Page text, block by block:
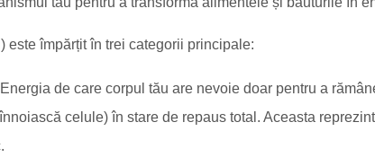
împărțit în trei categorii principale:
Energia de care corpul tău are nevoie doar pentru a
celule) în stare de repaus total. Aceasta